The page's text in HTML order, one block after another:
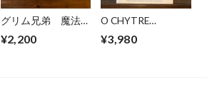
グリム兄弟 魔法の
¥2,200
O CHYTRE
¥3,980